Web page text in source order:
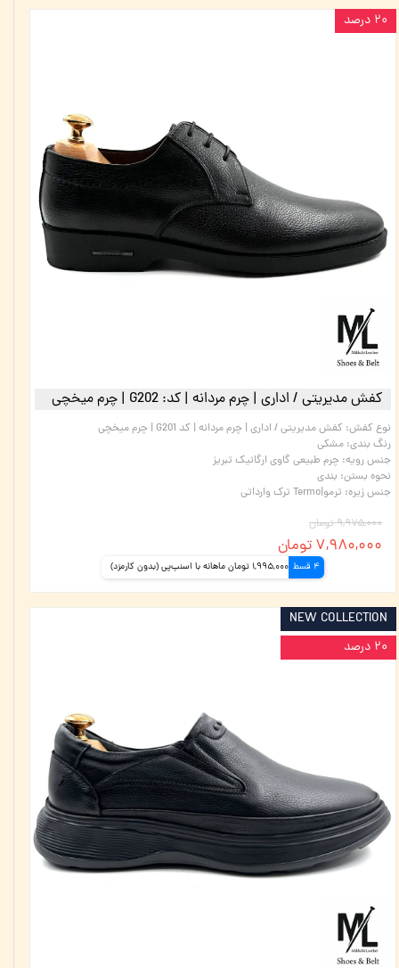
کفش مدیریتی / اداری | چرم مردانه | کد: G202 | چرم میخچی
نوع کفش: کفش مدیریتی / اداری | چرم مردانه | کد G201 | چرم میخچی
رنگ بندی: مشکی
جنس رویه: چرم طبیعی گاوی ارگانیک تبریز
نحوه بستن: بندی
جنس زیره: ترمو|Termo ترک وارداتی
۹,۹۷۵,۰۰۰ تومان
۷,۹۸۰,۰۰۰ تومان
4 قسط 1,995,000 تومان ماهانه با اسنپ‌پی (بدون کارمزد)
۲۰ درصد
NEW COLLECTION
۲۰ درصد